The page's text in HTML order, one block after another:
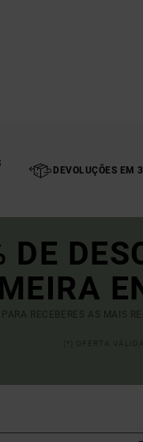
DEVOLUÇÕES EM
DE
PARA RECEBERES AS MAIS